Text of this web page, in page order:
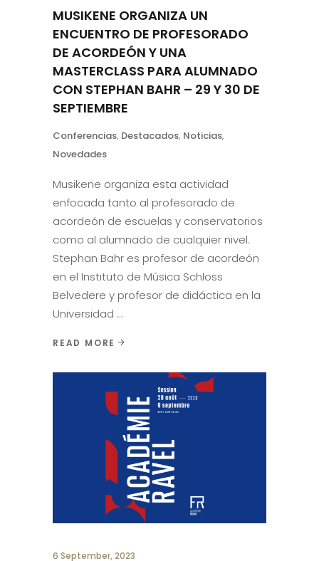
MUSIKENE ORGANIZA UN
ENCUENTRO DE PROFESORADO
DE ACORDEÓN Y UNA
MASTERCLASS PARA ALUMNADO
CON STEPHAN BAHR – 29 Y 30 DE
SEPTIEMBRE
Conferencias, Destacados, Noticias,
Novedades
Musikene organiza esta actividad
enfocada tanto al profesorado de
acordeón de escuelas y conservatorios
como al alumnado de cualquier nivel.
Stephan Bahr es profesor de acordeón
en el Instituto de Música Schloss
Belvedere y profesor de didáctica en la
Universidad
READ MORE
6 September, 2023